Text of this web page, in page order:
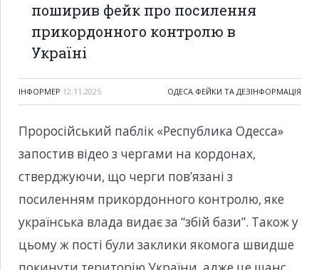
поширив фейк про посилення
прикордонного контролю в
Україні
ІНФОРМЕР 12.11.2025 ОДЕСА,ФЕЙКИ ТА ДЕЗІНФОРМАЦІЯ
Проросійський паблік «Республика Одесса»
запостив відео з чергами на кордонах,
стверджуючи, що черги пов’язані з
посиленням прикордонного контролю, яке
українська влада видає за “збій бази”. Також у
цьому ж пості були заклики якомога швидше